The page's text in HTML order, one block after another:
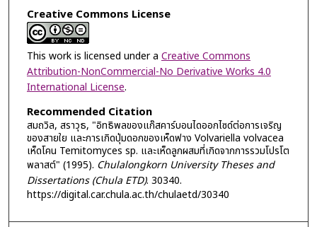
Creative Commons License
This work is licensed under a Creative Commons
Attribution-NonCommercial-No Derivative Works 4.0
International License.
Recommended Citation
สมถวิล, สราวุธ, "อิทธิพลของแก๊สคาร์บอนไดออกไซด์ต่อการเจริญ
ของสายใย และการเกิดปุ่มดอกของเห็ดฟาง Volvariella volvacea
เห็ดโคน Temitomyces sp. และเห็ดลูกผสมที่เกิดจากการรวมโปรโต
พลาสต์" (1995). Chulalongkorn University Theses and
Dissertations (Chula ETD). 30340.
https://digital.car.chula.ac.th/chulaetd/30340